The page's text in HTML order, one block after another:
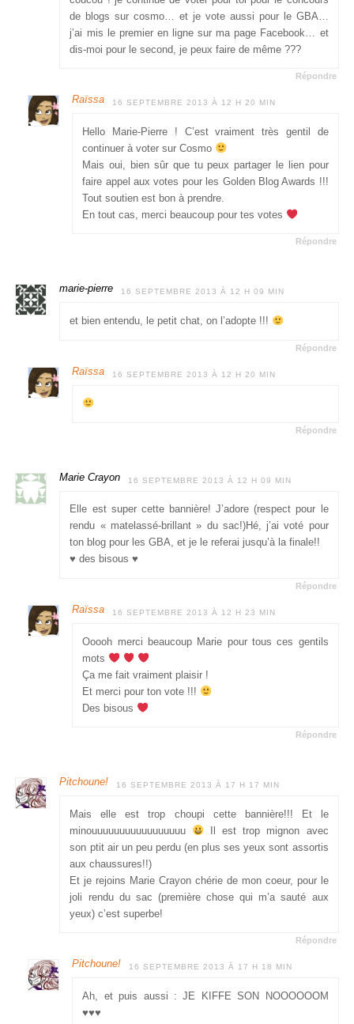
de blogs sur cosmo… et je vote aussi pour le GBA…
j’ai mis le premier en ligne sur ma page Facebook… et
dis-moi pour le second, je peux faire de même ???
Répondre
Raïssa 16 SEPTEMBRE 2013 À 12 H 20 MIN
Hello Marie-Pierre ! C’est vraiment très gentil de
continuer à voter sur Cosmo
Mais oui, bien sûr que tu peux partager le lien pour
faire appel aux votes pour les Golden Blog Awards !!!
Tout soutien est bon à prendre.
En tout cas, merci beaucoup pour tes votes
Répondre
marie-pierre 16 SEPTEMBRE 2013 À 12 H 09 MIN
et bien entendu, le petit chat, on l’adopte !!!
Répondre
Raïssa 16 SEPTEMBRE 2013 À 12 H 20 MIN
Répondre
Marie Crayon 16 SEPTEMBRE 2013 À 12 H 09 MIN
Elle est super cette bannière! J’adore (respect pour le
rendu « matelassé-brillant » du sac!)Hé, j’ai voté pour
ton blog pour les GBA, et je le referai jusqu’à la finale!!
♥ des bisous ♥
Répondre
Raïssa 16 SEPTEMBRE 2013 À 12 H 23 MIN
Ooooh merci beaucoup Marie pour tous ces gentils
mots
Ça me fait vraiment plaisir !
Et merci pour ton vote !!!
Des bisous
Répondre
Pitchoune! 16 SEPTEMBRE 2013 À 17 H 17 MIN
Mais elle est trop choupi cette bannière!!! Et le
minouuuuuuuuuuuuuuuuu
Il est trop mignon avec
son ptit air un peu perdu (en plus ses yeux sont assortis
aux chaussures!!)
Et je rejoins Marie Crayon chérie de mon coeur, pour le
joli rendu du sac (première chose qui m’a sauté aux
yeux) c’est superbe!
Répondre
Pitchoune! 16 SEPTEMBRE 2013 À 17 H 18 MIN
Ah, et puis aussi : JE KIFFE SON NOOOOOOM
♥♥♥